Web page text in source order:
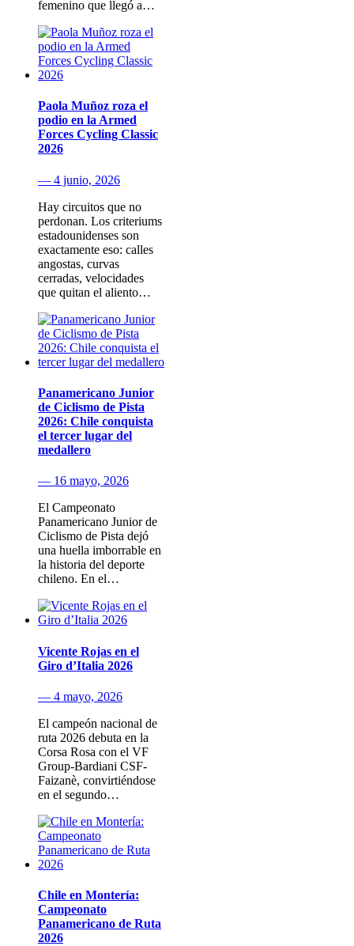
femenino que llegó a…
Paola Muñoz roza el
podio en la Armed
Forces Cycling Classic
2026
— 4 junio, 2026
Hay circuitos que no
perdonan. Los criteriums
estadounidenses son
exactamente eso: calles
angostas, curvas
cerradas, velocidades
que quitan el aliento…
Panamericano Junior
de Ciclismo de Pista
2026: Chile conquista
el tercer lugar del
medallero
— 16 mayo, 2026
El Campeonato
Panamericano Junior de
Ciclismo de Pista dejó
una huella imborrable en
la historia del deporte
chileno. En el…
Vicente Rojas en el
Giro d’Italia 2026
— 4 mayo, 2026
El campeón nacional de
ruta 2026 debuta en la
Corsa Rosa con el VF
Group-Bardiani CSF-
Faizanè, convirtiéndose
en el segundo…
Chile en Montería:
Campeonato
Panamericano de Ruta
2026